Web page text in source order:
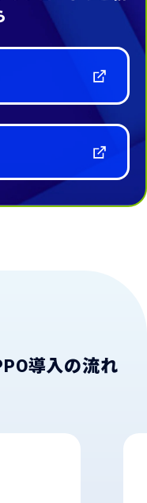
導入の流れ